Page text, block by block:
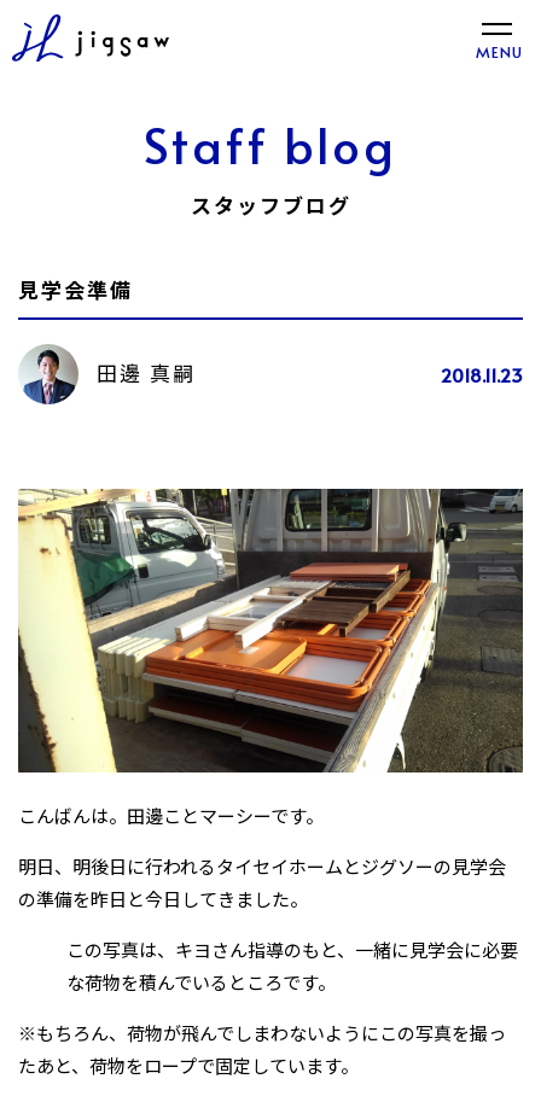
toggle
MENU
Staff blog
スタッフブログ
見学会準備
田邊 真嗣 2018.11.23
こんばんは。田邊ことマーシーです。
明日、明後日に行われるタイセイホームとジグソーの見学会
の準備を昨日と今日してきました。
この写真は、キヨさん指導のもと、一緒に見学会に必要
な荷物を積んでいるところです。
※もちろん、荷物が飛んでしまわないようにこの写真を撮っ
たあと、荷物をロープで固定しています。